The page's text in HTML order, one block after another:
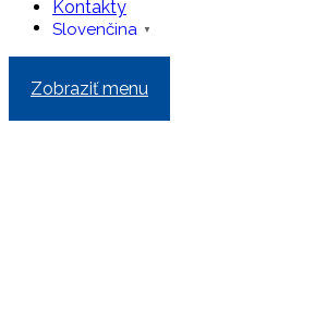
Kontakty
Slovenčina ▼
Zobraziť menu